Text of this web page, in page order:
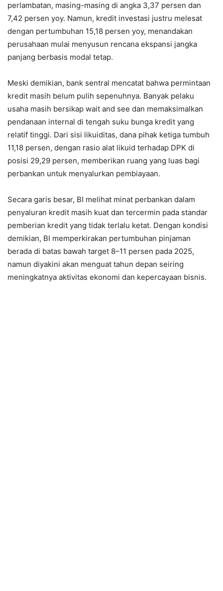
perlambatan, masing-masing di angka 3,37 persen dan
7,42 persen yoy. Namun, kredit investasi justru melesat
dengan pertumbuhan 15,18 persen yoy, menandakan
perusahaan mulai menyusun rencana ekspansi jangka
panjang berbasis modal tetap.
Meski demikian, bank sentral mencatat bahwa permintaan
kredit masih belum pulih sepenuhnya. Banyak pelaku
usaha masih bersikap wait and see dan memaksimalkan
pendanaan internal di tengah suku bunga kredit yang
relatif tinggi. Dari sisi likuiditas, dana pihak ketiga tumbuh
11,18 persen, dengan rasio alat likuid terhadap DPK di
posisi 29,29 persen, memberikan ruang yang luas bagi
perbankan untuk menyalurkan pembiayaan.
Secara garis besar, BI melihat minat perbankan dalam
penyaluran kredit masih kuat dan tercermin pada standar
pemberian kredit yang tidak terlalu ketat. Dengan kondisi
demikian, BI memperkirakan pertumbuhan pinjaman
berada di batas bawah target 8–11 persen pada 2025,
namun diyakini akan menguat tahun depan seiring
meningkatnya aktivitas ekonomi dan kepercayaan bisnis.